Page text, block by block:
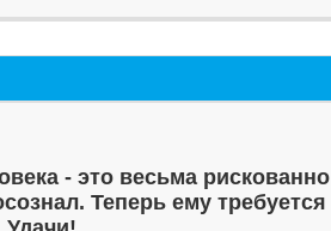
- это весьма рискованно
Теперь ему требуется